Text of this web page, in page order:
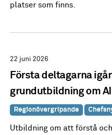
platser som finns.
22 juni 2026
Första deltagarna
grundutbildning om AI
Regionövergripande
Utbildning om att förstå